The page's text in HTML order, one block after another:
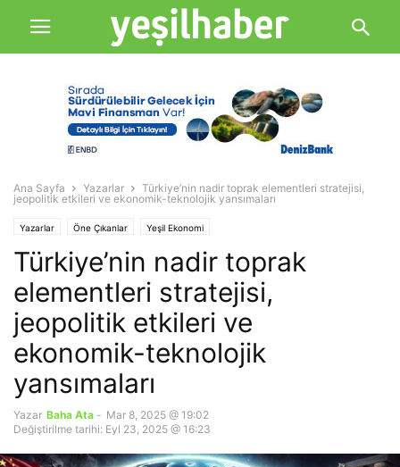
Ana Sayfa Yazarlar
Türkiye’nin nadir toprak elementleri stratejisi,
jeopolitik etkileri ve ekonomik-teknolojik yansımaları
Yazarlar Öne Çıkanlar Yeşil Ekonomi
Türkiye’nin nadir toprak
elementleri stratejisi,
jeopolitik etkileri ve
ekonomik-teknolojik
yansımaları
Yazar Baha Ata - Mar 8, 2025 @ 19:02
Değiştirilme tarihi: Eyl 23, 2025 @ 16:23